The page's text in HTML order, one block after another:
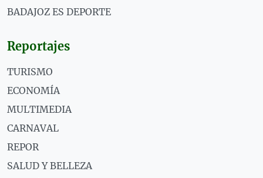
BADAJOZ ES DEPORTE
Reportajes
TURISMO
ECONOMÍA
MULTIMEDIA
CARNAVAL
REPOR
SALUD Y BELLEZA